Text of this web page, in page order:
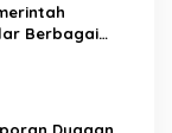
Berbagai